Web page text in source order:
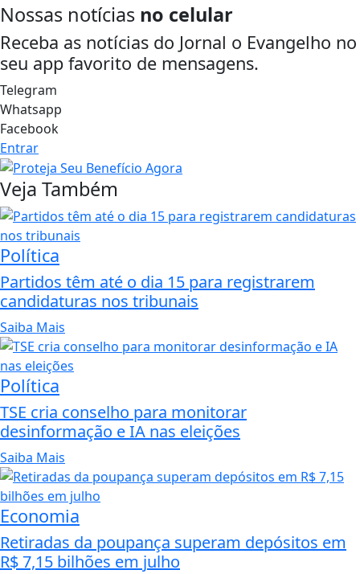
Nossas notícias no celular
Receba as notícias do Jornal o Evangelho no
seu app favorito de mensagens.
Telegram
Whatsapp
Facebook
Entrar
Veja Também
Política
Partidos têm até o dia 15 para registrarem
candidaturas nos tribunais
Saiba Mais
Política
TSE cria conselho para monitorar
desinformação e IA nas eleições
Saiba Mais
Economia
Retiradas da poupança superam depósitos em
R$ 7,15 bilhões em julho